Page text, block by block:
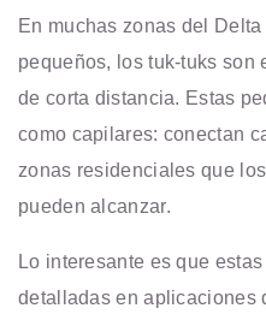
En muchas zonas del
pequeños, los tuk-tuks son
de corta distancia. Estas
como capilares: conectan
zonas residenciales que
pueden alcanzar.
Lo interesante es que
detalladas en aplicaciones